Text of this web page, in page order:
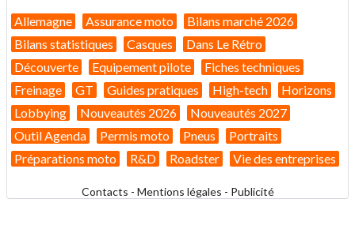
Allemagne Assurance moto
Bilans marché 2026
Bilans statistiques
Casques
Dans Le Rétro
Découverte
Equipement pilote
Fiches techniques
Freinage
GT Guides pratiques High-tech
Horizons
Lobbying
Nouveautés 2026
Nouveautés 2027
Outil Agenda
Permis moto Pneus
Portraits
Préparations moto
R&D Roadster Vie des entreprises
Contacts - Mentions légales - Publicité